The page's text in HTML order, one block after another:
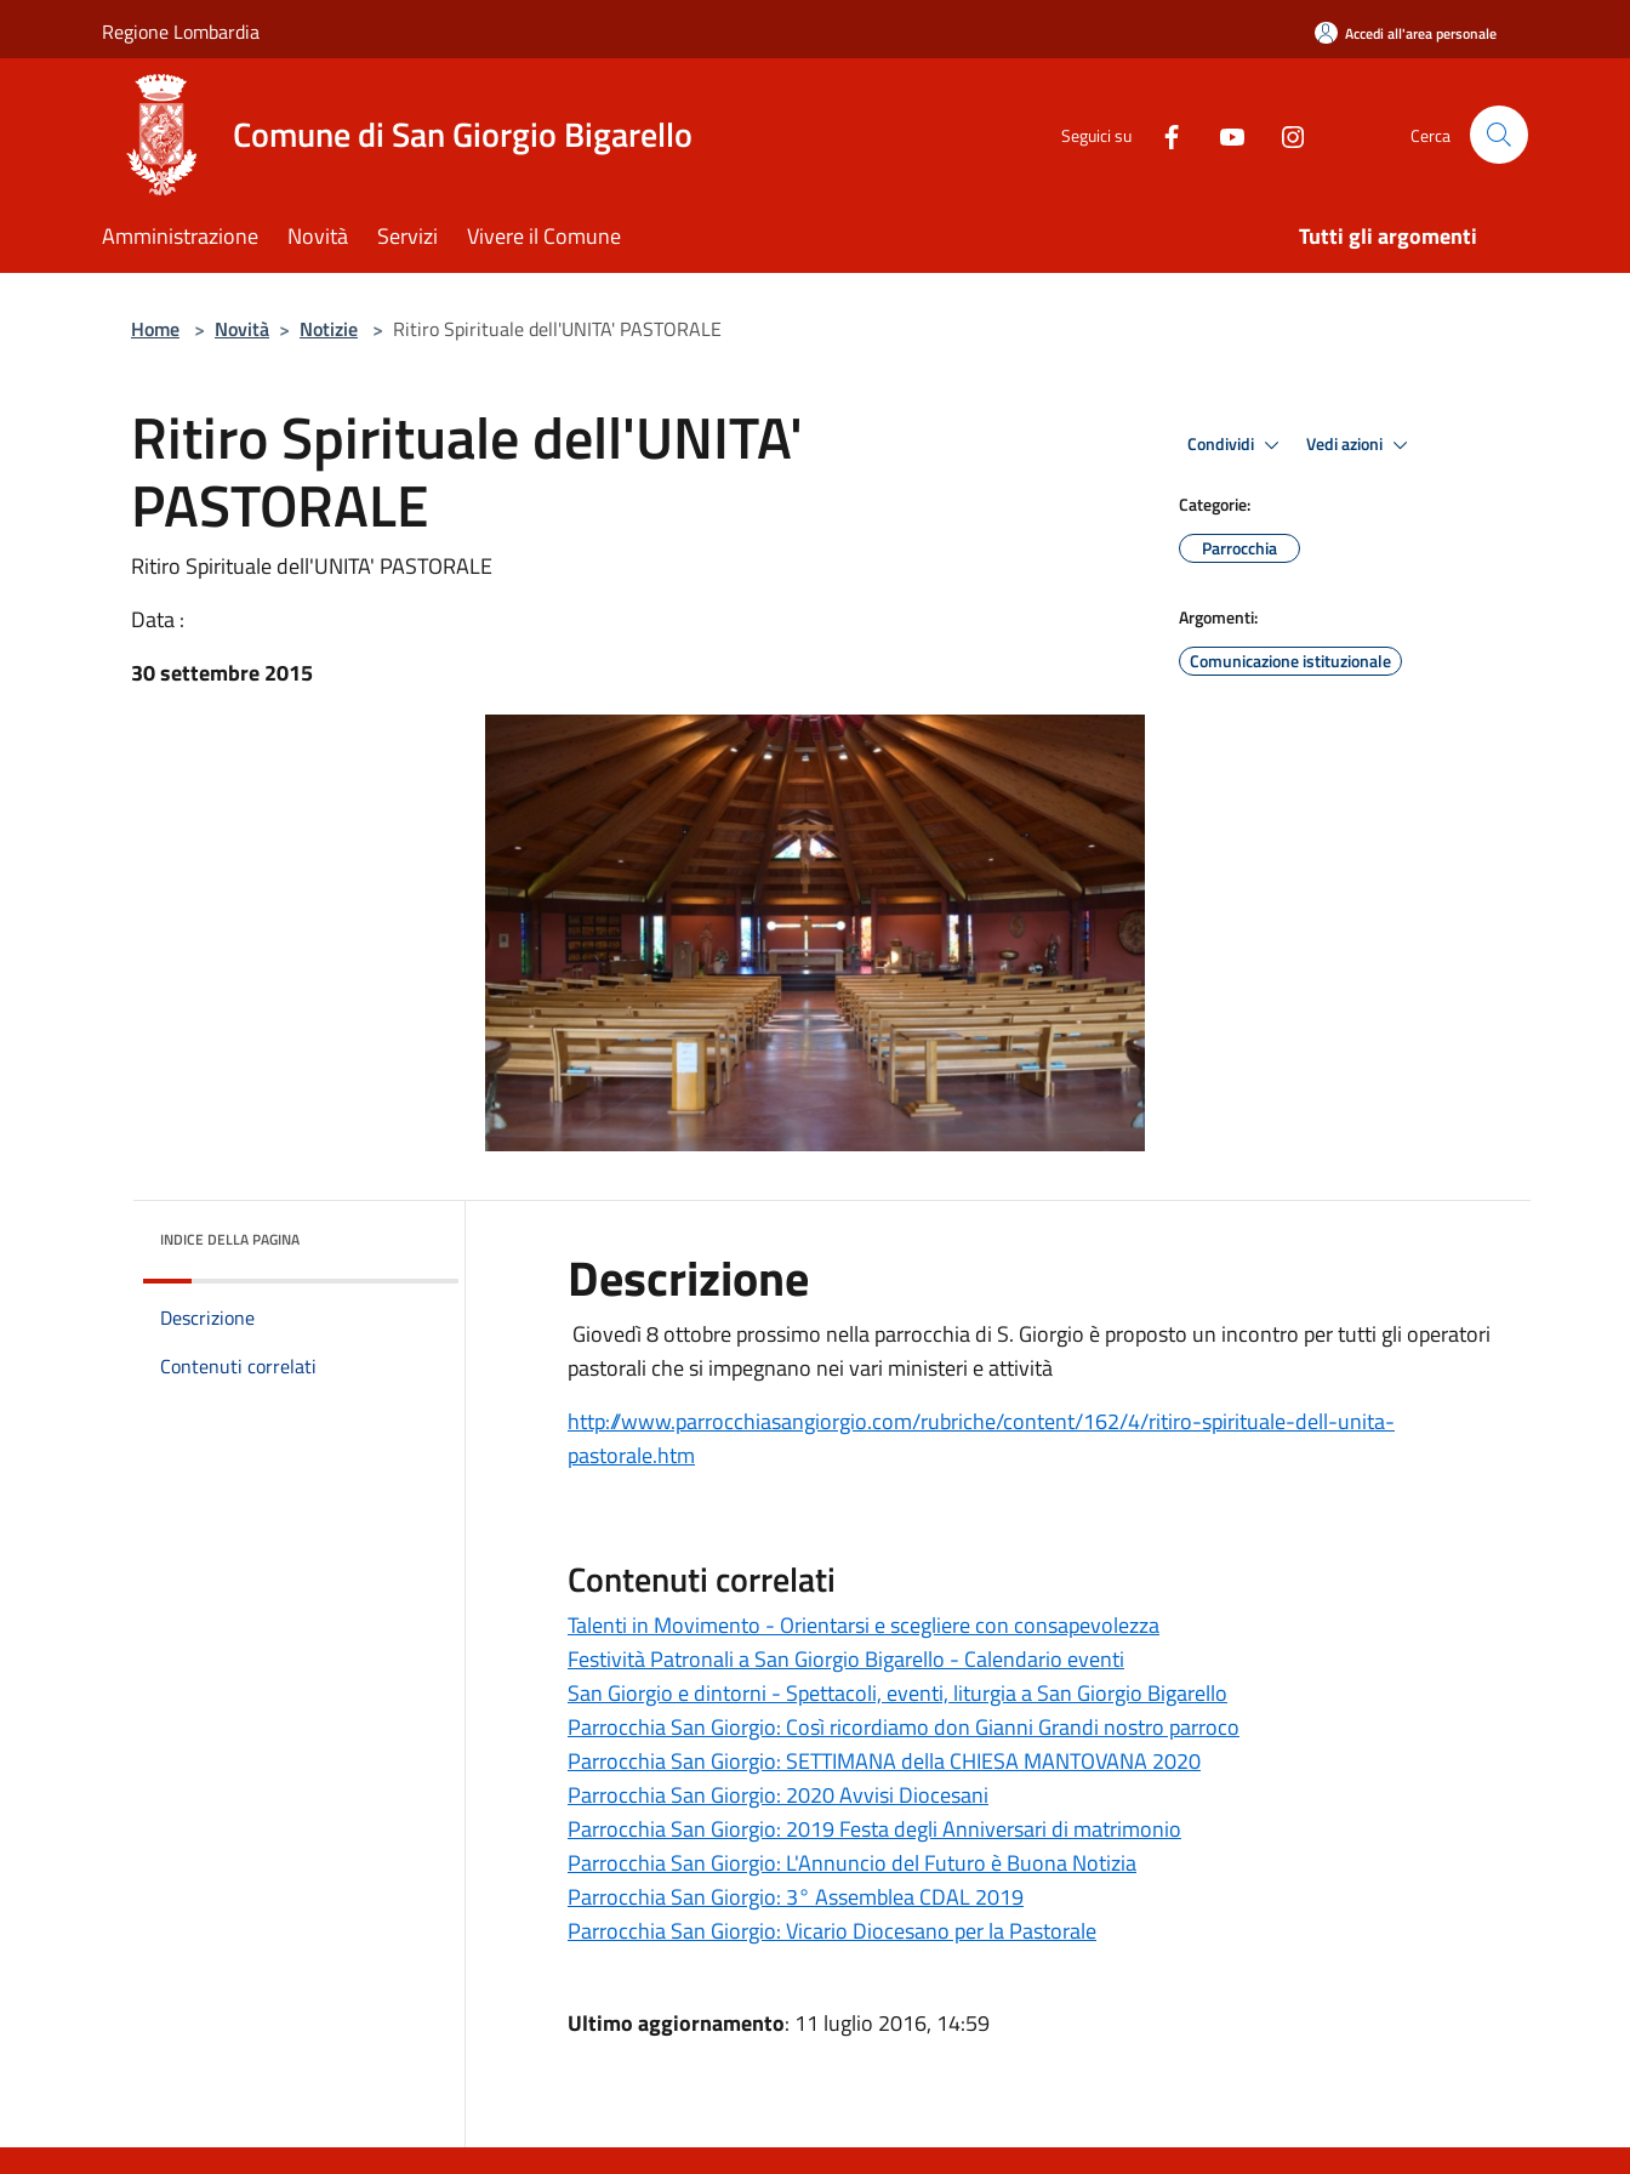
Regione Lombardia Accedi all'area personale
Comune di San Giorgio Bigarello Seguici su Cerca
Amministrazione Novità Servizi Vivere il Comune Tutti gli argomenti
Home > Novità > Notizie > Ritiro Spirituale dell'UNITA' PASTORALE
Ritiro Spirituale dell'UNITA'
PASTORALE
Ritiro Spirituale dell'UNITA' PASTORALE
Data :
30 settembre 2015
Condividi Vedi azioni
Categorie:
Parrocchia
Argomenti:
Comunicazione istituzionale
INDICE DELLA PAGINA
Descrizione
Contenuti correlati
Descrizione
Giovedì 8 ottobre prossimo nella parrocchia di S. Giorgio è proposto un incontro per tutti gli operatori
pastorali che si impegnano nei vari ministeri e attività
http://www.parrocchiasangiorgio.com/rubriche/content/162/4/ritiro-spirituale-dell-unita-
pastorale.htm
Contenuti correlati
Talenti in Movimento - Orientarsi e scegliere con consapevolezza
Festività Patronali a San Giorgio Bigarello - Calendario eventi
San Giorgio e dintorni - Spettacoli, eventi, liturgia a San Giorgio Bigarello
Parrocchia San Giorgio: Così ricordiamo don Gianni Grandi nostro parroco
Parrocchia San Giorgio: SETTIMANA della CHIESA MANTOVANA 2020
Parrocchia San Giorgio: 2020 Avvisi Diocesani
Parrocchia San Giorgio: 2019 Festa degli Anniversari di matrimonio
Parrocchia San Giorgio: L'Annuncio del Futuro è Buona Notizia
Parrocchia San Giorgio: 3° Assemblea CDAL 2019
Parrocchia San Giorgio: Vicario Diocesano per la Pastorale
Ultimo aggiornamento: 11 luglio 2016, 14:59